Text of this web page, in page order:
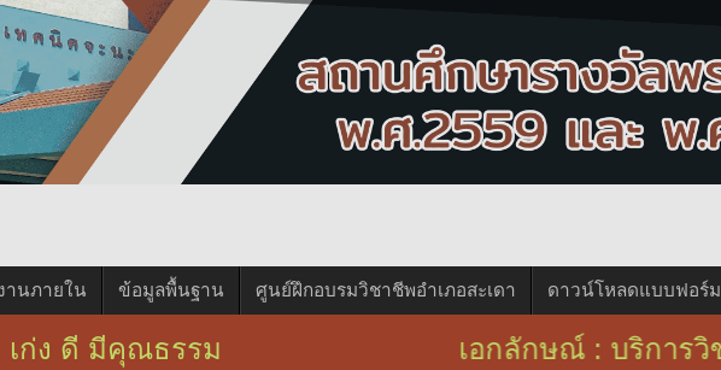
านภายใน ข้อมูลพื้นฐาน ศูนย์ฝึกอบรมวิชาชีพอำเภอสะเดา ดาวน์โหลดแบบฟอร์ม
ณธรรม เอกลักษณ์ : บริการวิชาชีพสู่ชุมชน